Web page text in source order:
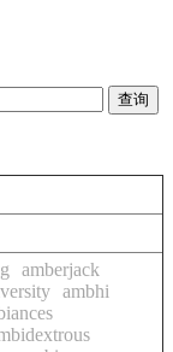
amberjack
ambhi